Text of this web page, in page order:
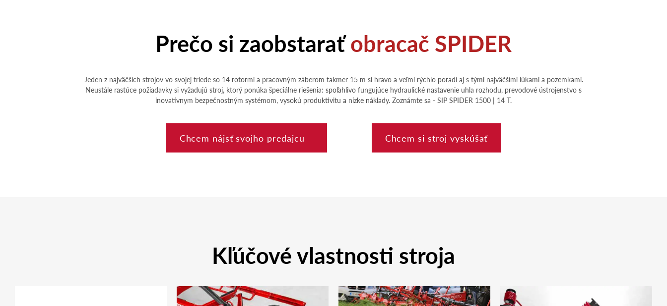
Prečo si zaobstaraťobracač SPIDER
Jeden z najväčších strojov vo svojej triede so 14 rotormi a pracovným záberom takmer 15 m si hravo a veľmi rýchlo poradí aj s tými najväčšími lúkami a pozemkami.
Neustále rastúce požiadavky si vyžadujú stroj, ktorý ponúka špeciálne riešenia: spoľahlivo fungujúce hydraulické nastavenie uhla rozhodu, prevodové ústrojenstvo s
inovatívnym bezpečnostným systémom, vysokú produktivitu a nízke náklady. Zoznámte sa - SIP SPIDER 1500 | 14 T.
Chcem nájsť svojho predajcu Chcem si stroj vyskúšať
Kľúčové vlastnosti stroja